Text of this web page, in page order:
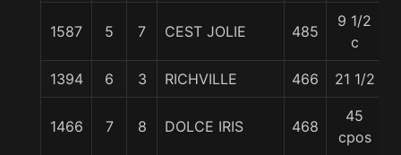
1587 5 7 CEST JOLIE 485
9 1/2
c
1394 6 3 RICHVILLE 466 21 1/2
1466 7 8 DOLCE IRIS 468
45
cpos